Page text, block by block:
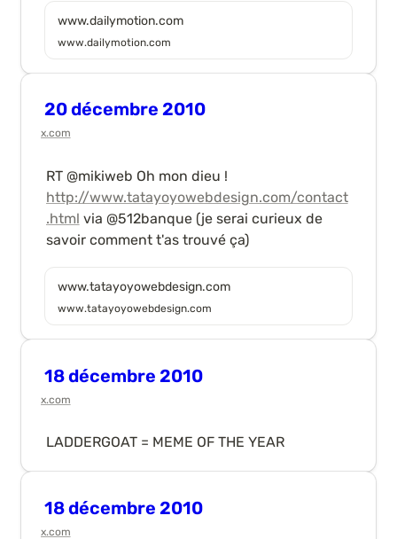
www.dailymotion.com
www.dailymotion.com
20 décembre 2010
x.com
http://www.tatayoyowebdesign.com/contact
.html via @512banque (je serai curieux de
savoir comment t'as trouvé ça)
www.tatayoyowebdesign.com
www.tatayoyowebdesign.com
18 décembre 2010
x.com
LADDERGOAT = MEME OF THE YEAR
18 décembre 2010
x.com